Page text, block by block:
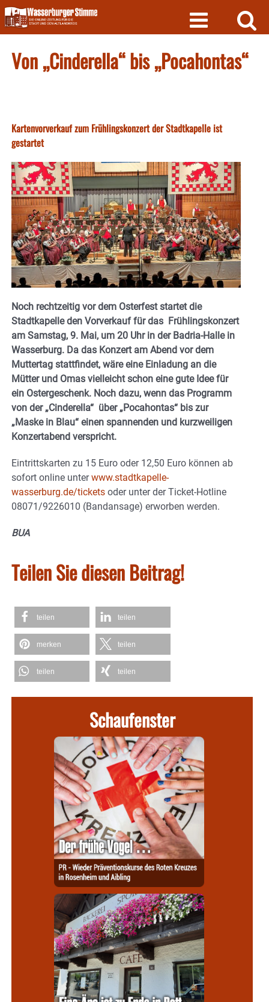
Skip
to
content
Von „Cinderella“ bis „Pocahontas“
Kartenvorverkauf zum Frühlingskonzert der Stadtkapelle ist
gestartet
Noch rechtzeitig vor dem Osterfest startet die
Stadtkapelle den Vorverkauf für das Frühlingskonzert
am Samstag, 9. Mai, um 20 Uhr in der Badria-Halle in
Wasserburg. Da das Konzert am Abend vor dem
Muttertag stattfindet, wäre eine Einladung an die
Mütter und Omas vielleicht schon eine gute Idee für
ein Ostergeschenk. Noch dazu, wenn das Programm
von der „Cinderella“ über „Pocahontas“ bis zur
„Maske in Blau“ einen spannenden und kurzweiligen
Konzertabend verspricht.
Eintrittskarten zu 15 Euro oder 12,50 Euro können ab
sofort online unterwww.stadtkapelle-
wasserburg.de/tickets oder unter der Ticket-Hotline
08071/9226010 (Bandansage) erworben werden.
BUA
Teilen Sie diesen Beitrag!
teilen teilen
merken teilen
teilen teilen
Schaufenster